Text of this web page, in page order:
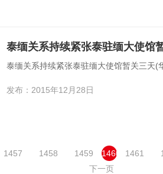
泰缅关系持续紧张泰驻缅大使馆
泰缅关系持续紧张泰驻缅大使馆暂关三天(
发布：2015年12月28日
1457 1458 1459 1460 1461
下一页